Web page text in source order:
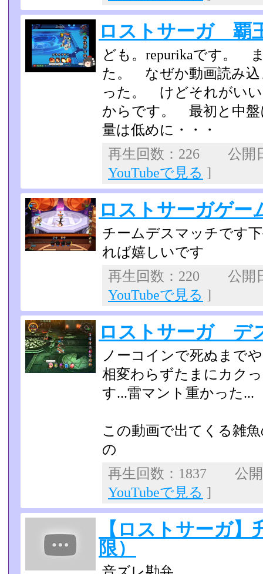
ロストサーガ 覇
ども。repurikaです。
た。 なぜか動画読み込
った。 けどそれがい
からです。 最初と中盤
量は低めに・・・
再生回数：226 公開
YouTubeで見る ]
ロストサーガゲー
チームデスマッチです
れば嬉しいです
再生回数：220 公開
YouTubeで見る ]
ロストサーガ デ
ノーコインで死ぬまで
相変わらずたまにカク
す...雷マント重かった...
この動画で出てくる雑
の
再生回数：1837 公
YouTubeで見る ]
【ロストサーガ
限）